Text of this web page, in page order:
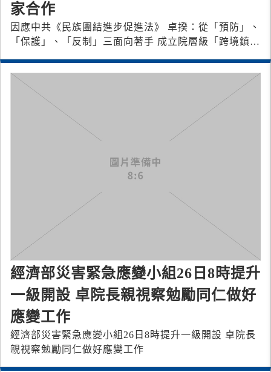
家合作
因應中共《民族團結進步促進法》 卓揆：從「預防」、
「保護」、「反制」三面向著手 成立院層級「跨境鎮壓
經濟部災害緊急應變小組26日8時提升
一級開設 卓院長親視察勉勵同仁做好
應變工作
經濟部災害緊急應變小組26日8時提升一級開設 卓院長
親視察勉勵同仁做好應變工作